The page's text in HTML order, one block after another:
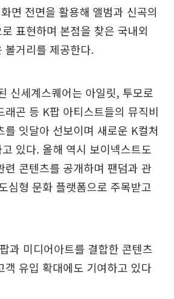
면 전면을 활용해 앨범과 신곡의
표현하며 본점을 찾은 국내외
볼거리를 제공한다.
신세계스퀘어는 아일릿, 투모로
래곤 등 K팝 아티스트들의 뮤직비
를 잇달아 선보이며 새로운 K컬처
있다. 올해 역시 보이넥스트도
련 콘텐츠를 공개하며 팬덤과 관
심형 문화 플랫폼으로 주목받고
과 미디어아트를 결합한 콘텐츠
객 유입 확대에도 기여하고 있다